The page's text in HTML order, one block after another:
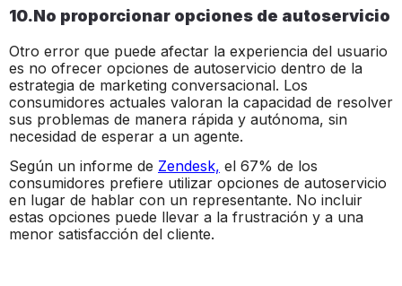
10.No proporcionar opciones de autoservicio
Otro error que puede afectar la experiencia del usuario
es no ofrecer opciones de autoservicio dentro de la
estrategia de marketing conversacional. Los
consumidores actuales valoran la capacidad de resolver
sus problemas de manera rápida y autónoma, sin
necesidad de esperar a un agente.
Según un informe de Zendesk, el 67% de los
consumidores prefiere utilizar opciones de autoservicio
en lugar de hablar con un representante. No incluir
estas opciones puede llevar a la frustración y a una
menor satisfacción del cliente.